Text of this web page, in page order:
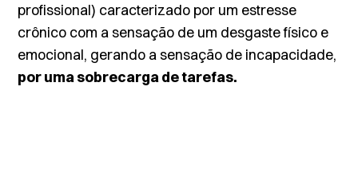
profissional) caracterizado por um estresse
crônico com a sensação de um desgaste físico e
emocional, gerando a sensação de incapacidade,
por uma sobrecarga de tarefas.